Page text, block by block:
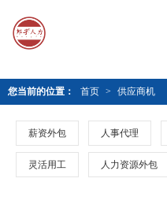
您当前的位置： 首页 > 供应商机
薪资外包 人事代理
灵活用工 人力资源外包